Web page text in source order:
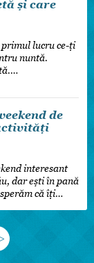
și care
primul lucru ce-ți
nuntă.
de
interesant
dar ești în pană
că îți…